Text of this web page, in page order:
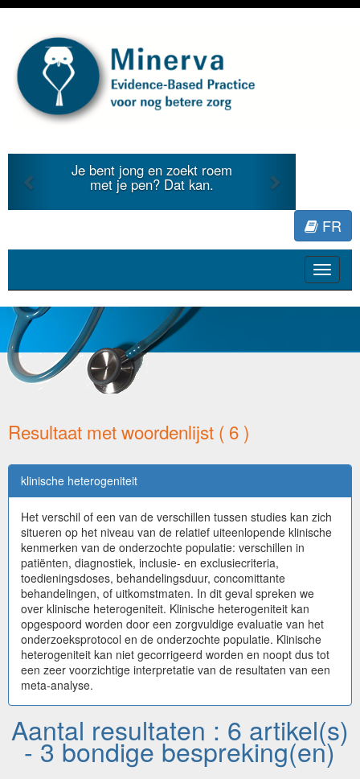
kan.
Je duidt internationale
literatuur voor Minerva.
Previous
FR
Toggle
Resultaat met woordenlijst ( 6 )
klinische heterogeniteit
Het verschil of een van de verschillen tussen studies kan zich
situeren op het niveau van de relatief uiteenlopende klinische
kenmerken van de onderzochte populatie: verschillen in
patiënten, diagnostiek, inclusie- en exclusiecriteria,
toedieningsdoses, behandelingsduur, concomittante
behandelingen, of uitkomstmaten. In dit geval spreken we
over klinische heterogeniteit. Klinische heterogeniteit kan
opgespoord worden door een zorgvuldige evaluatie van het
onderzoeksprotocol en de onderzochte populatie. Klinische
heterogeniteit kan niet gecorrigeerd worden en noopt dus tot
een zeer voorzichtige interpretatie van de resultaten van een
meta-analyse.
Aantal resultaten : 6 artikel(s)
- 3 bondige bespreking(en)